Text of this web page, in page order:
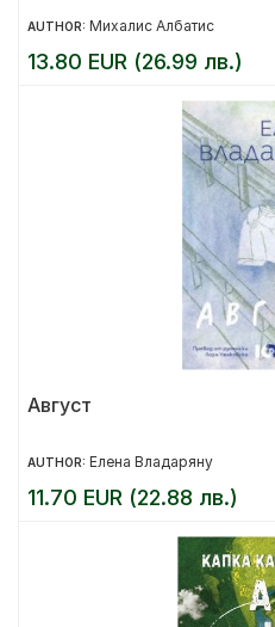
AUTHOR: Михалис Албатис
13.80 EUR (26.99 лв.)
Август
AUTHOR: Елена Владаряну
11.70 EUR (22.88 лв.)